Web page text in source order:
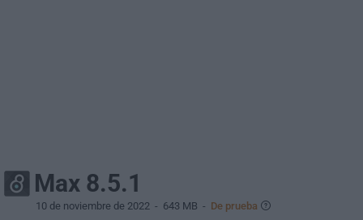
Max 8.5.1
10 de noviembre de 2022 - 643 MB - De prueba